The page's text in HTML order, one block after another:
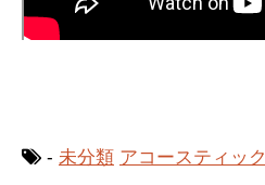
- 未分類 アコースティック